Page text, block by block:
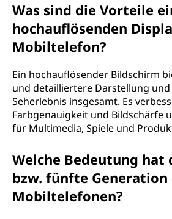
Was sind die Vorteile
hochauflösenden
Mobiltelefon?
Ein hochauflösender Bildschirm
und detailliertere Darstellung
Seherlebnis insgesamt. Es
Farbgenauigkeit und Bildschärfe
für Multimedia, Spiele und
Welche Bedeutung hat
bzw. fünfte Generation
Mobiltelefonen?